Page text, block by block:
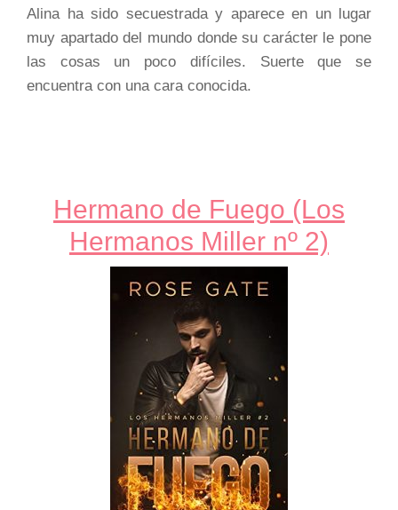
Alina ha sido secuestrada y aparece en un lugar
muy apartado del mundo donde su carácter le pone
las cosas un poco difíciles. Suerte que se
encuentra con una cara conocida.
Hermano de Fuego (Los
Hermanos Miller nº 2)